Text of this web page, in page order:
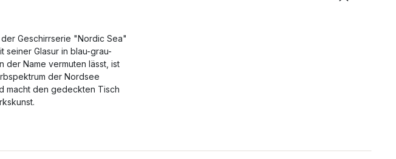
Geschirrserie "Nordic Sea"
seiner Glasur in blau-grau-
der Name vermuten lässt, ist
der Nordsee
macht den gedeckten Tisch